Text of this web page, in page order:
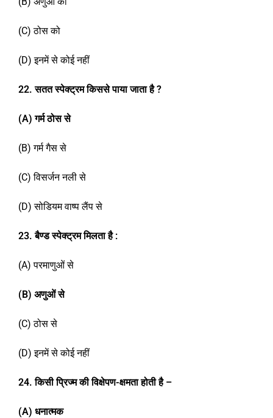
(C) ठोस को
(D) इनमें से कोई नहीं
22. सतत स्पेक्ट्रम किससे पाया जाता है ?
(A)गर्म ठोस से
(B) गर्म गैस से
(C) विसर्जन नली से
(D) सोडियम वाष्प लैंप से
23. बैण्ड स्पेक्ट्रम मिलता है:
(A) परमाणुओं से
(B) अणुओं से
(C) ठोस से
(D) इनमें से कोई नहीं
24. किसी प्रिज्म की विक्षेपण-क्षमता होती है –
(A) धनात्मक